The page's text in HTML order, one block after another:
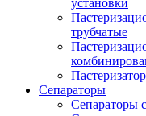
установки
трубчатые
Сепараторы
Сепараторы